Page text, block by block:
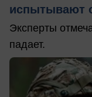
испытывают
Эксперты
падает.